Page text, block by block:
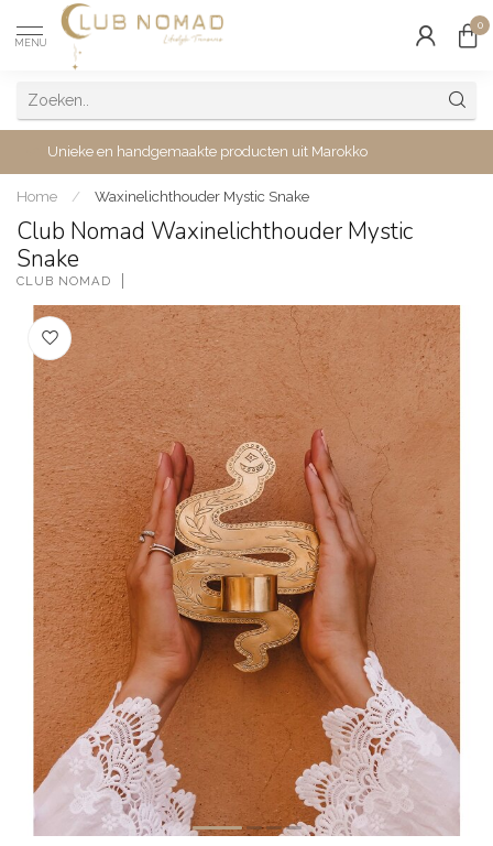
MENU
0
Unieke en handgemaakte producten uit Marokko
Home / Waxinelichthouder Mystic Snake
Club Nomad Waxinelichthouder Mystic
Snake
CLUB NOMAD